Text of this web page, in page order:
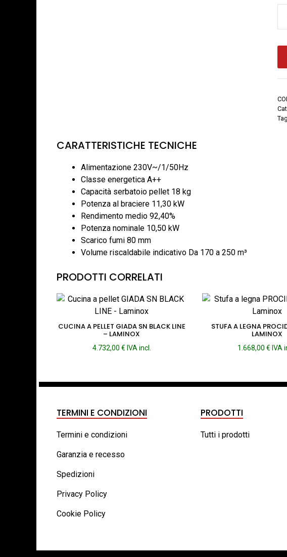
-
CARATTERISTICHE TECNICHE
Alimentazione 230V~/1/50Hz
Classe energetica A++
Capacità serbatoio pellet 18 kg
Potenza al braciere 11,30 kW
Rendimento medio 92,40%
Potenza nominale 10,50 kW
Scarico fumi 80 mm
Volume riscaldabile indicativo Da 170 a 250 m³
PRODOTTI CORRELATI
CUCINA A PELLET GIADA SN BLACK LINE
– LAMINOX
4.732,00 € IVA incl.
STUFA A LEGNA
LAMINOX
1.668,00€ IVA
TERMINI E CONDIZIONI
Termini e condizioni
Garanzia e recesso
Spedizioni
Privacy Policy
Cookie Policy
PRODOTTI
Tutti i prodotti